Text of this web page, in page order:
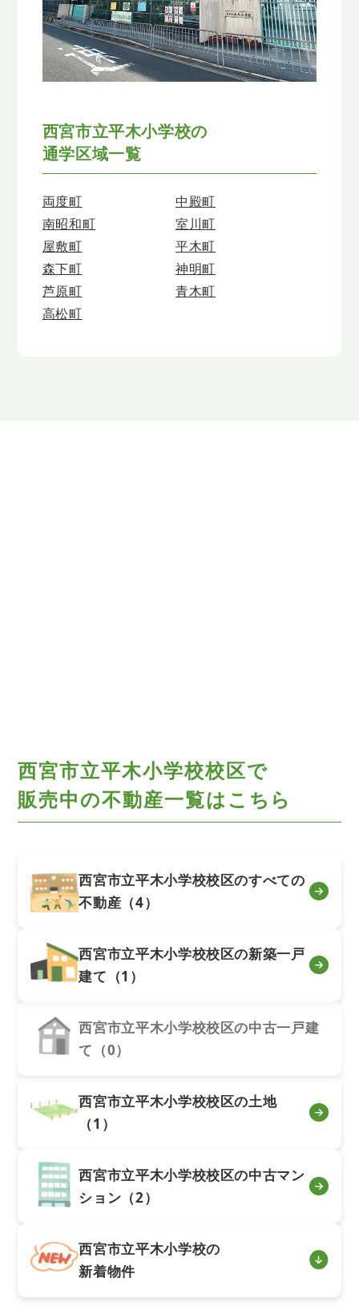
西宮市立平木小学校の
通学区域一覧
両度町
中殿町
南昭和町
室川町
屋敷町
平木町
森下町
神明町
芦原町
青木町
高松町
西宮市立平木小学校校区で
販売中の不動産一覧はこちら
西宮市立平木小学校校区のすべての
不動産（4）
西宮市立平木小学校校区の新築一戸
建て（1）
西宮市立平木小学校校区の中古一戸建
て（0）
西宮市立平木小学校校区の土地
（1）
西宮市立平木小学校校区の中古マン
ション（2）
西宮市立平木小学校の
新着物件